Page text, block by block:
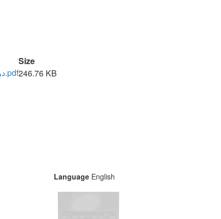
Size
9T103RC1X01SFE - درجة 1.pdf246.76 KB
Language English